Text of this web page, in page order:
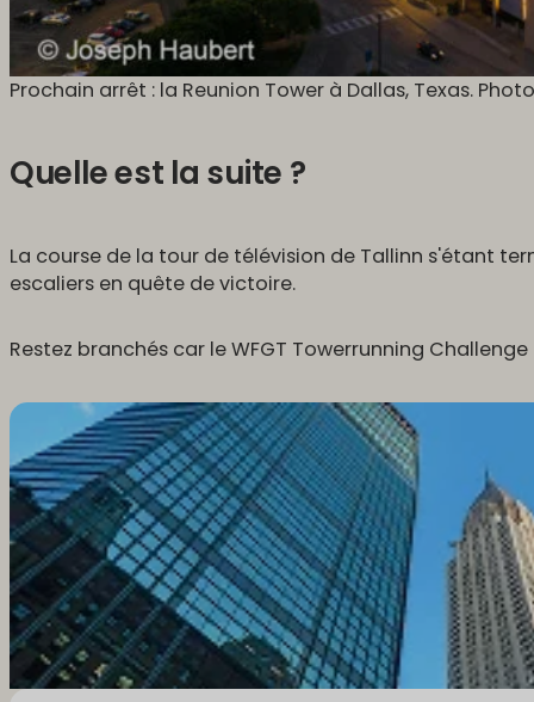
Prochain arrêt : la Reunion Tower à Dallas, Texas.
Quelle est la suite ?
La course de la tour de télévision de Tallinn s'étant
escaliers en quête de victoire.
Restez branchés car le WFGT Towerrunning